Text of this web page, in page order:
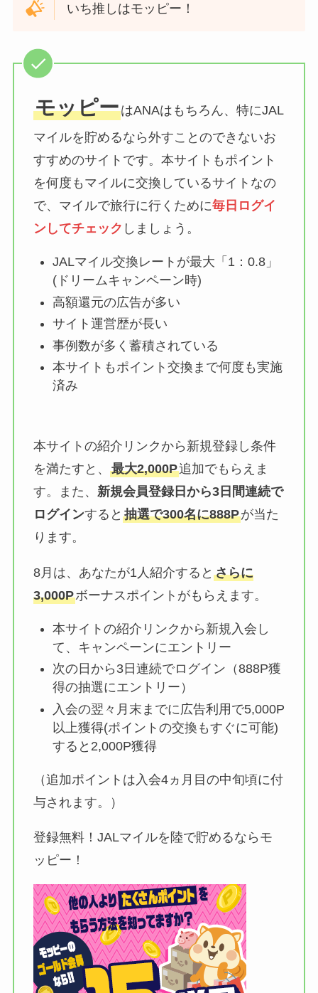
いち推しはモッピー！
モッピーはANAはもちろん、特にJAL
マイルを貯めるなら外すことのできないお
すすめのサイトです。本サイトもポイント
を何度もマイルに交換しているサイトなの
で、マイルで旅行に行くために毎日ログイ
ンしてチェック しましょう。
JALマイル交換レートが最大「1：0.8」
(ドリームキャンペーン時)
高額還元の広告が多い
サイト運営歴が長い
事例数が多く蓄積されている
本サイトもポイント交換まで何度も実施
済み
本サイトの紹介リンクから新規登録し条件
を満たすと、 最大2,000P追加でもらえま
す。また、 新規会員登録日から3日間連続で
ログインすると 抽選で300名に888Pが当た
ります。
8月は、あなたが1人紹介すると さらに
3,000Pボーナスポイントがもらえます。
本サイトの紹介リンクから新規入会し
て、キャンペーンにエントリー
次の日から3日連続でログイン（888P獲
得の抽選にエントリー）
入会の翌々月末までに広告利用で5,000P
以上獲得(ポイントの交換もすぐに可能)
すると2,000P獲得
（追加ポイントは入会4ヵ月目の中旬頃に付
与されます。）
登録無料！JALマイルを陸で貯めるならモ
ッピー！